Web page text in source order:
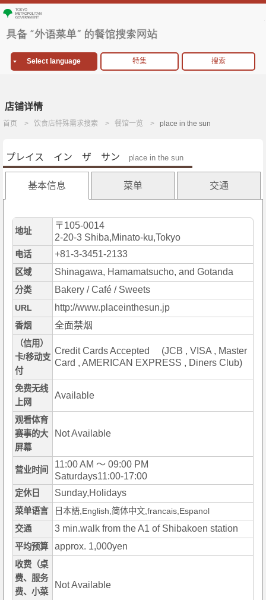
Select language 特集 搜索
店铺详情
首页 饮食店特殊需求搜索 餐馆一览 place in the sun
プレイス イン ザ サン place in the sun
基本信息 菜单 交通
地址
〒105-0014
2-20-3 Shiba,Minato-ku,Tokyo
电话 +81-3-3451-2133
区域 Shinagawa, Hamamatsucho, and Gotanda
分类 Bakery / Café / Sweets
URL http://www.placeinthesun.jp
香烟 全面禁烟
（信用）
卡/移动支
付
Credit Cards Accepted (JCB , VISA , Master
Card , AMERICAN EXPRESS , Diners Club)
免费无线
上网
Available
观看体育
赛事的大
屏幕
Not Available
营业时间
11:00 AM ～ 09:00 PM
Saturdays11:00-17:00
定休日 Sunday,Holidays
菜单语言
日本語,English,简体中文,francais,Espanol
交通
3 min.walk from the A1 of Shibakoen station
平均预算 approx. 1,000yen
收费（桌
费、服务
费、小菜
Not Available